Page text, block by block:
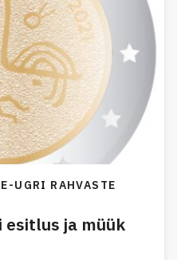
UGRI RAHVASTE
esitlus ja müük